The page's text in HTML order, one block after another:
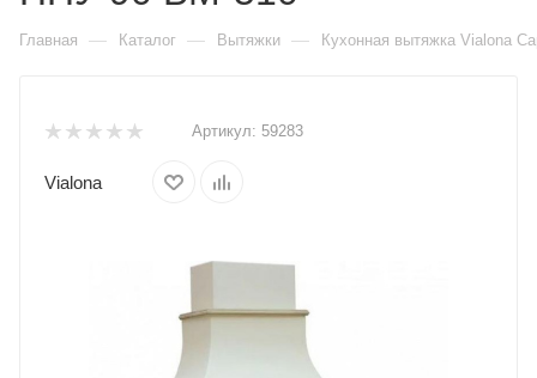
Главная — Каталог — Вытяжки — Кухонная вытяжка Vialona
Артикул: 59283
Vialona